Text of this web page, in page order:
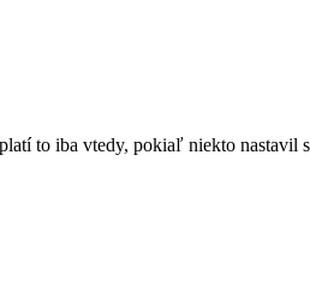
to iba vtedy, pokiaľ niekto nastavil